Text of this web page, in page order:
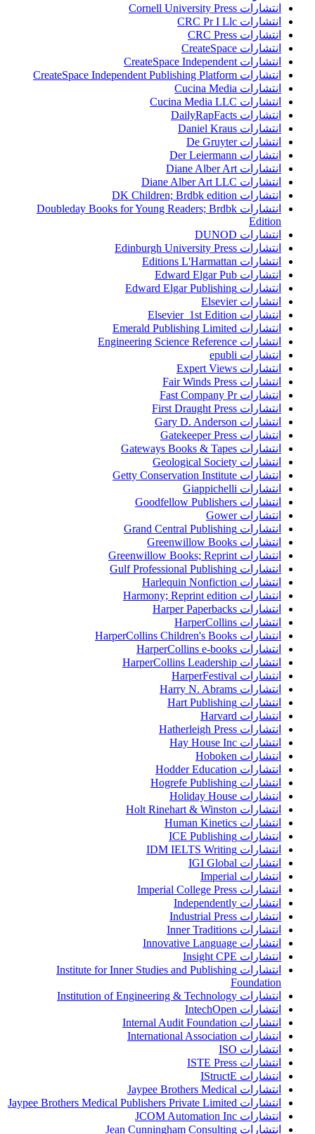
انتشارات Cornell University Press
انتشارات CRC Pr I Llc
انتشارات CRC Press
انتشارات CreateSpace
انتشارات CreateSpace Independent
انتشارات CreateSpace Independent Publishing Platform
انتشارات Cucina Media
انتشارات Cucina Media LLC
انتشارات DailyRapFacts
انتشارات Daniel Kraus
انتشارات De Gruyter
انتشارات Der Leiermann
انتشارات Diane Alber Art
انتشارات Diane Alber Art LLC
انتشارات DK Children; Brdbk edition
انتشارات Doubleday Books for Young Readers; Brdbk
Edition
انتشارات DUNOD
انتشارات Edinburgh University Press
انتشارات Editions L'Harmattan
انتشارات Edward Elgar Pub
انتشارات Edward Elgar Publishing
انتشارات Elsevier
انتشارات Elsevier 1st Edition
انتشارات Emerald Publishing Limited
انتشارات Engineering Science Reference
انتشارات epubli
انتشارات Expert Views
انتشارات Fair Winds Press
انتشارات Fast Company Pr
انتشارات First Draught Press
انتشارات Gary D. Anderson
انتشارات Gatekeeper Press
انتشارات Gateways Books & Tapes
انتشارات Geological Society
انتشارات Getty Conservation Institute
انتشارات Giappichelli
انتشارات Goodfellow Publishers
انتشارات Gower
انتشارات Grand Central Publishing
انتشارات Greenwillow Books
انتشارات Greenwillow Books; Reprint
انتشارات Gulf Professional Publishing
انتشارات Harlequin Nonfiction
انتشارات Harmony; Reprint edition
انتشارات Harper Paperbacks
انتشارات HarperCollins
انتشارات HarperCollins Children's Books
انتشارات HarperCollins e-books
انتشارات HarperCollins Leadership
انتشارات HarperFestival
انتشارات Harry N. Abrams
انتشارات Hart Publishing
انتشارات Harvard
انتشارات Hatherleigh Press
انتشارات Hay House Inc
انتشارات Hoboken
انتشارات Hodder Education
انتشارات Hogrefe Publishing
انتشارات Holiday House
انتشارات Holt Rinehart & Winston
انتشارات Human Kinetics
انتشارات ICE Publishing
انتشارات IDM IELTS Writing
انتشارات IGI Global
انتشارات Imperial
انتشارات Imperial College Press
انتشارات Independently
انتشارات Industrial Press
انتشارات Inner Traditions
انتشارات Innovative Language
انتشارات Insight CPE
انتشارات Institute for Inner Studies and Publishing
Foundation
انتشارات Institution of Engineering & Technology
انتشارات IntechOpen
انتشارات Internal Audit Foundation
انتشارات International Association
انتشارات ISO
انتشارات ISTE Press
انتشارات IStructE
انتشارات Jaypee Brothers Medical
انتشارات Jaypee Brothers Medical Publishers Private Limited
انتشارات JCOM Automation Inc
انتشارات Jean Cunningham Consulting